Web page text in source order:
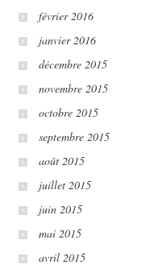
février 2016
janvier 2016
décembre 2015
novembre 2015
octobre 2015
septembre 2015
août 2015
juillet 2015
juin 2015
mai 2015
avril 2015